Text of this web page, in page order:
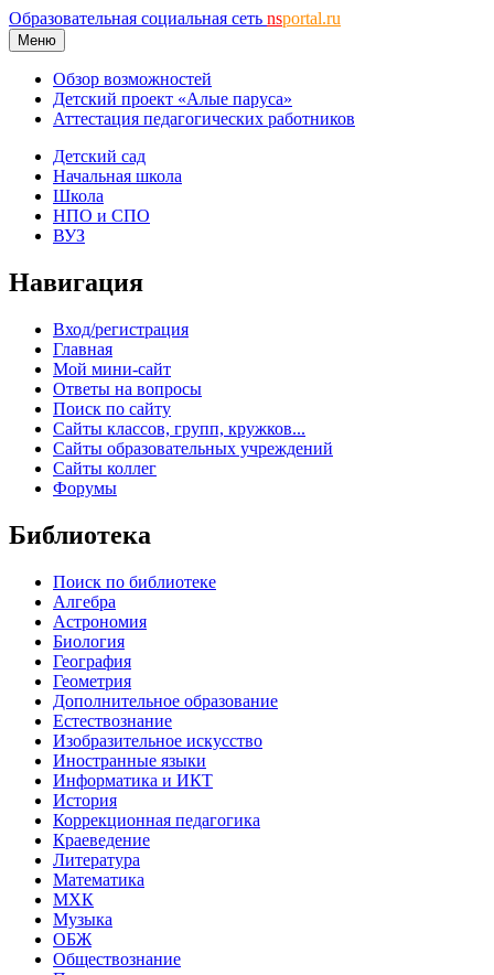
Образовательная социальная сеть nsportal.ru
Меню
Обзор возможностей
Детский проект «Алые паруса»
Аттестация педагогических работников
Детский сад
Начальная школа
Школа
НПО и СПО
ВУЗ
Навигация
Вход/регистрация
Главная
Мой мини-сайт
Ответы на вопросы
Поиск по сайту
Сайты классов, групп, кружков...
Сайты образовательных учреждений
Сайты коллег
Форумы
Библиотека
Поиск по библиотеке
Алгебра
Астрономия
Биология
География
Геометрия
Дополнительное образование
Естествознание
Изобразительное искусство
Иностранные языки
Информатика и ИКТ
История
Коррекционная педагогика
Краеведение
Литература
Математика
МХК
Музыка
ОБЖ
Обществознание